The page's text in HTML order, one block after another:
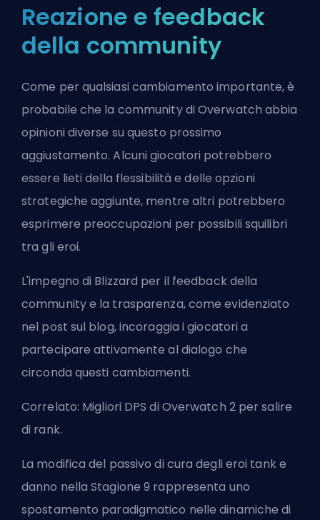
Reazione e feedback
della community
Come per qualsiasi cambiamento importante, è
probabile che la community di Overwatch abbia
opinioni diverse su questo prossimo
aggiustamento. Alcuni giocatori potrebbero
essere lieti della flessibilità e delle opzioni
strategiche aggiunte, mentre altri potrebbero
esprimere preoccupazioni per possibili squilibri
tra gli eroi.
L'impegno di Blizzard per il feedback della
community e la trasparenza, come evidenziato
nel post sul blog, incoraggia i giocatori a
partecipare attivamente al dialogo che
circonda questi cambiamenti.
Correlato: Migliori DPS di Overwatch 2 per salire
di rank.
La modifica del passivo di cura degli eroi tank e
danno nella Stagione 9 rappresenta uno
spostamento paradigmatico nelle dinamiche di